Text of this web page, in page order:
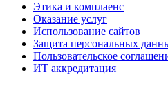
Этика и комплаенс
Оказание услуг
Использование сайтов
Защита персональных
Пользовательское
ИТ аккредитация